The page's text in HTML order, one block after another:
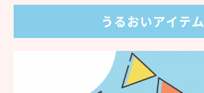
うるおいアイテム